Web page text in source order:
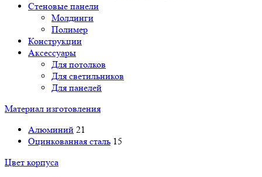
Стеновые панели
Молдинги
Полимер
Конструкции
Аксессуары
Для потолков
Для светильников
Для панелей
Материал изготовления
Алюминий 21
Оцинкованная сталь 15
Цвет корпуса